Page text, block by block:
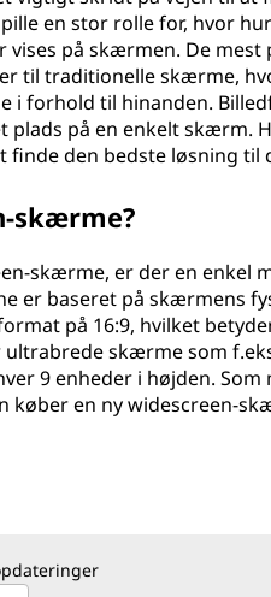
en stor rolle for, hvor
vises på skærmen. De
til traditionelle skærme,
i forhold til hinanden.
plads på en enkelt skærm.
den bedste løsning til
skærme?
skærme, er der en enkel
er baseret på skærmens
på 16:9, hvilket
skærme som
9 enheder i højden.
en ny widescreen-